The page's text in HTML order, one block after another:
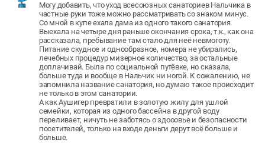
Могу добавить, что уход всесоюзных санаториев Нальчика в
частные руки тоже можно рассматривать со знаком минус.
Со мной в купе ехала дама из одного такого санатория.
Выехала на четыре дня раньше окончания срока, т.к., как она
рассказала, пребывание там стало для неё невмоготу.
Питание скудное и однообразное, номера не убирались,
лечебных процедур мизерное количество, за остальные
доплачивай. Была по социальной путёвке, но сказала,
больше туда и вообще в Нальчик ни ногой. К сожалению, не
запомнила название санатория, но думаю такое происходит
не только в этом санатории.
А как Аушигер превратили в золотую жилу для ушлой
семейки, которая из одного бассейна в другой воду
переливает, ничуть не заботясь о здооовье и безопасности
посетителей, только на входе деньги дерут всё больше и
больше.